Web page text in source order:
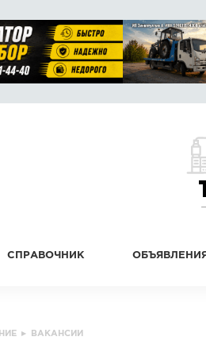
СПРАВОЧНИК ОБЪЯВЛЕНИЯ
▸ ВАКАНСИИ